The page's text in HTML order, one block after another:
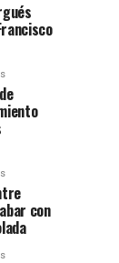
con